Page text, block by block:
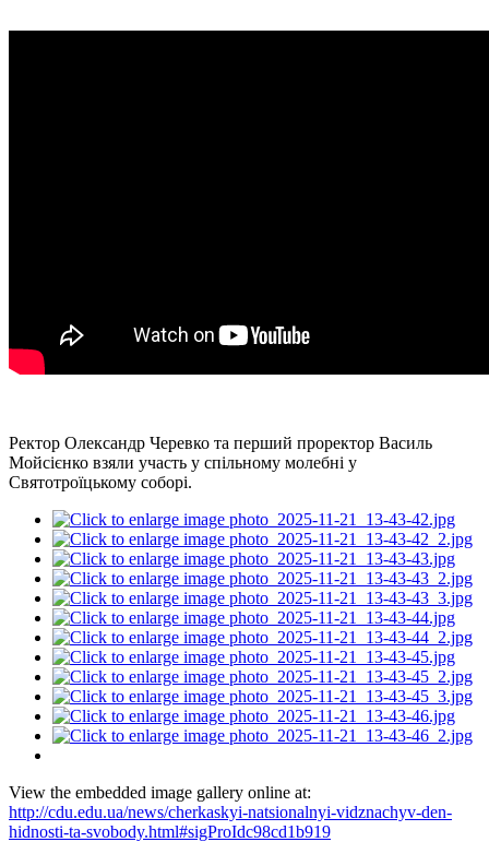
Ректор Олександр Черевко та перший проректор Василь
Мойсієнко взяли участь у спільному молебні у
Святотроїцькому соборі.
View the embedded image gallery online at:
http://cdu.edu.ua/news/cherkaskyi-natsionalnyi-vidznachyv-den-
hidnosti-ta-svobody.html#sigProIdc98cd1b919